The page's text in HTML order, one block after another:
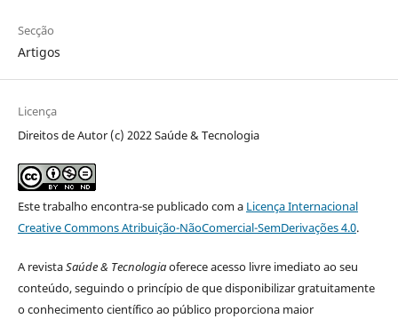
Secção
Artigos
Licença
Direitos de Autor (c) 2022 Saúde & Tecnologia
Este trabalho encontra-se publicado com a Licença Internacional
Creative Commons Atribuição-NãoComercial-SemDerivações 4.0.
A revistaSaúde & Tecnologiaoferece acesso livre imediato ao seu
conteúdo, seguindo o princípio de que disponibilizar gratuitamente
o conhecimento científico ao público proporciona maior